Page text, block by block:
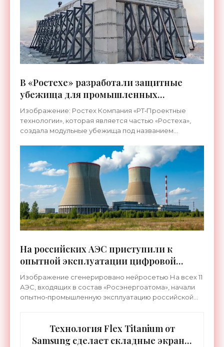
В «Ростехе» разработали защитные
убежища для промышленных
предприятий - «Технологии»
Изображение: Ростех Компания «РТ‑Проектные
технологии», которая является частью «Ростеха»,
создала модульные убежища под названием
частности, такие
На российских АЭС приступили к
опытной эксплуатации цифровой
системы «ТОРЭКС» - «Технологии»
Изображение сгенерировано нейросетью На всех 11
АЭС, входящих в состав «Росэнергоатома», начали
опытно‑промышленную эксплуатацию российской
Технология Flex Titanium от
Samsung сделает складные экраны